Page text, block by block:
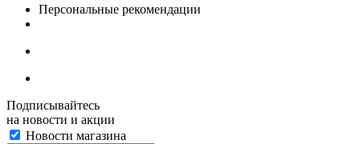
Персональные рекомендации
Подписывайтесь
на новости и акции
Новости магазина